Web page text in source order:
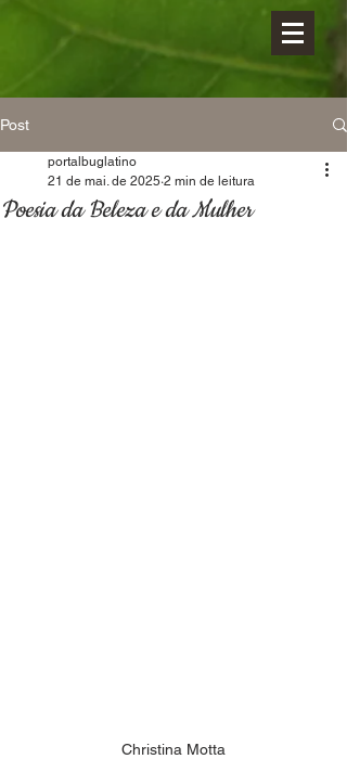
Post
Poesia da Beleza e da Mulher
portalbuglatino
21 de mai. de 2025 2 min de leitura
Christina Motta